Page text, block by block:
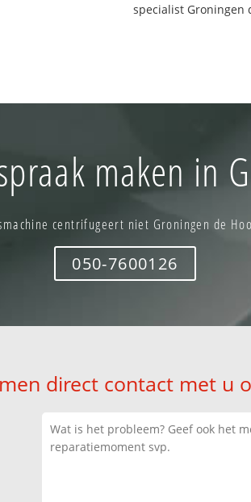
specialist Groningen
maken in
centrifugeert niet Groningen de
050-7600126
direct contact met u